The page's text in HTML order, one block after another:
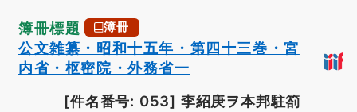
簿冊標題 簿冊
公文雑纂・昭和十五年・第四十三巻・宮
内省・枢密院・外務省一
[件名番号: 053] 李紹庚ヲ本邦駐箚